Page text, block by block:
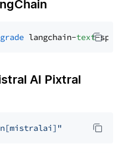
langchain-text
AI Pixtral